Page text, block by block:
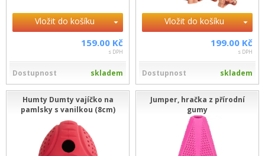
Vložit do košíku
159.00 Kč
s DPH
Dostupnost skladem
Vložit do košíku
199.00 Kč
s DPH
Dostupnost skladem
Humty Dumty vajíčko na
pamlsky s vanilkou (8cm)
Jumper, hračka z přírodní
gumy